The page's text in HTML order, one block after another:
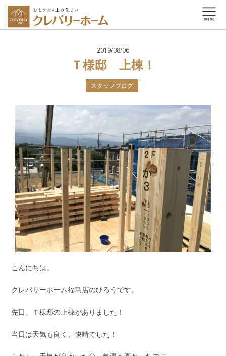
2019/08/06
Ｔ様邸 上棟！
スタッフブログ
こんにちは。
クレバリーホーム福島店のひろうです。
先日、Ｔ様邸の上棟がありました！
当日は天気も良く、快晴でした！